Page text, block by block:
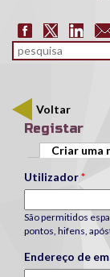
Formulário
pesquisar
Voltar
Registar
Criar uma
Utilizador*
São permitidos
pontos, hifens,
Endereço de